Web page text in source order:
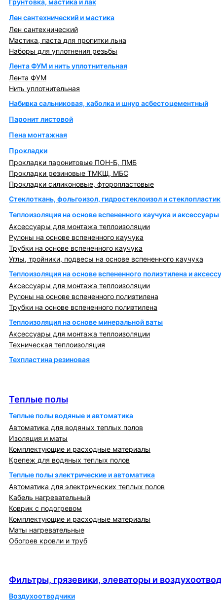
Грунтовка, мастика и лак
Лен сантехнический и мастика
Лен сантехнический
Мастика, паста для пропитки льна
Наборы для уплотнения резьбы
Лента ФУМ и нить уплотнительная
Лента ФУМ
Нить уплотнительная
Набивка сальниковая, каболка и шнур асбестоцементный
Паронит листовой
Пена монтажная
Прокладки
Прокладки паронитовые ПОН-Б, ПМБ
Прокладки резиновые ТМКЩ, МБС
Прокладки силиконовые, фторопластовые
Стеклоткань, фольгоизол, гидростеклоизол и стеклопластик
Теплоизоляция на основе вспененного каучука и аксессуары
Аксессуары для монтажа теплоизоляции
Рулоны на основе вспененного каучука
Трубки на основе вспененного каучука
Углы, тройники, подвесы на основе вспененного каучука
Теплоизоляция на основе вспененного полиэтилена и
Аксессуары для монтажа теплоизоляции
Рулоны на основе вспененного полиэтилена
Трубки на основе вспененного полиэтилена
Теплоизоляция на основе минеральной ваты
Аксессуары для монтажа теплоизоляции
Техническая теплоизоляция
Техпластина резиновая
Теплые полы
Теплые полы водяные и автоматика
Автоматика для водяных теплых полов
Изоляция и маты
Комплектующие и расходные материалы
Крепеж для водяных теплых полов
Теплые полы электрические и автоматика
Автоматика для электрических теплых полов
Кабель нагревательный
Коврик с подогревом
Комплектующие и расходные материалы
Маты нагревательные
Обогрев кровли и труб
Фильтры, грязевики, элеваторы и
Воздухоотводчики